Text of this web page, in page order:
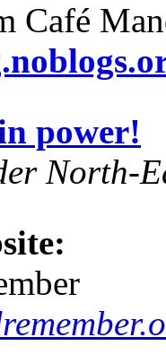
Café
power!
North-